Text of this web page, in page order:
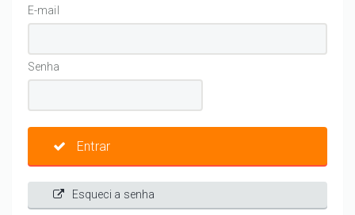
E-mail
Senha
Entrar
Esqueci a senha